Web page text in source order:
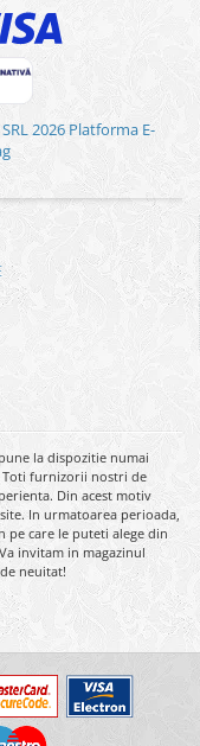
2026 Platforma E-
la dispozitie numai
Toti furnizorii nostri de
Din acest motiv
In urmatoarea perioada,
care le puteti alege din
invitam in magazinul
neuitat!